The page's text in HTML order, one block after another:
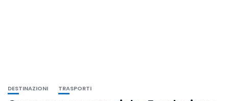
DESTINAZIONI TRASPORTI